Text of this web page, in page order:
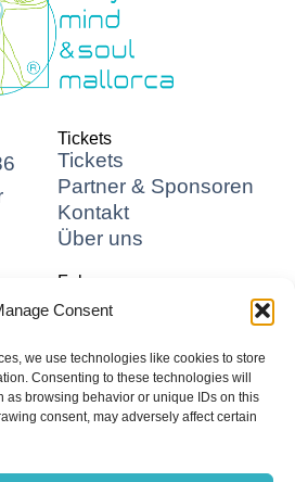
Consent
we use technologies like cookies to store
Consenting to these technologies will
as browsing behavior or unique IDs on this
consent, may adversely affect certain
Tickets
Tickets
Partner & Sponsoren
Kontakt
Über uns
Folge uns